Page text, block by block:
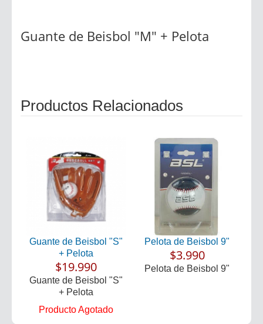
Guante de Beisbol "M" + Pelota
Productos Relacionados
Guante de Beisbol "S"
+ Pelota
$19.990
Guante de Beisbol "S"
+ Pelota
Producto Agotado
Pelota de Beisbol 9"
$3.990
Pelota de Beisbol 9"